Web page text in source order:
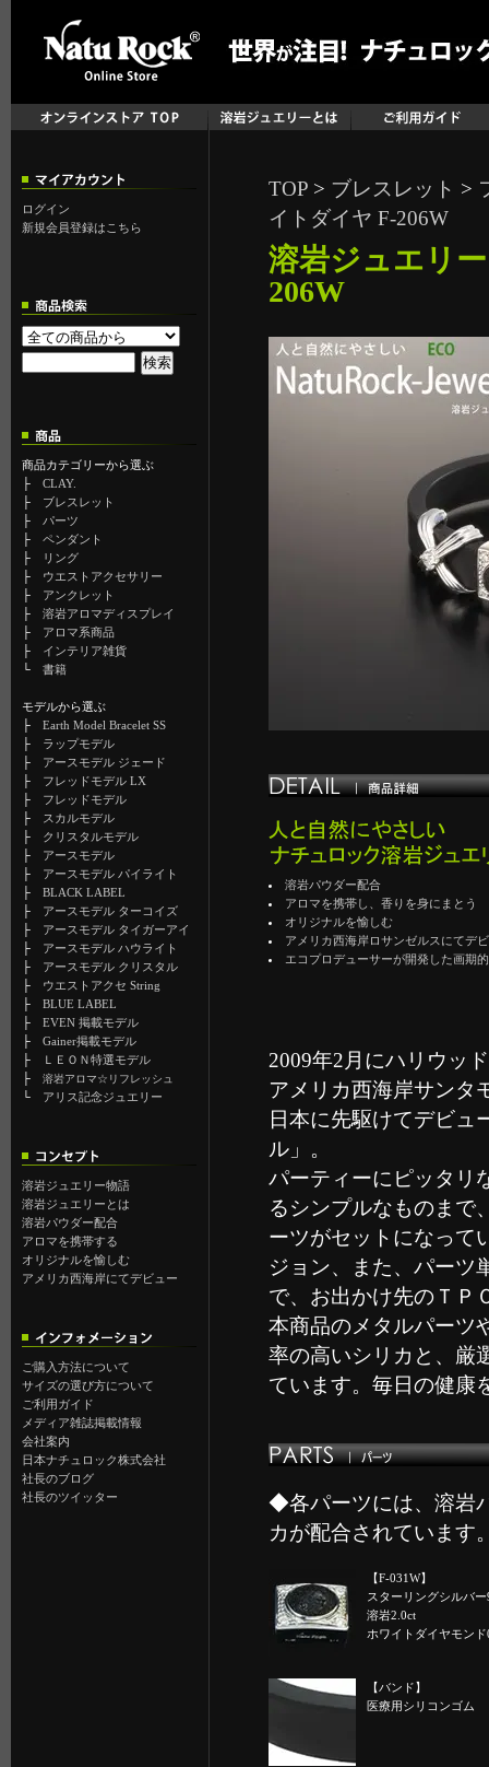
ログイン
新規会員登録はこちら
商品カテゴリーから選ぶ
├ CLAY.
├ ブレスレット
├ パーツ
├ ペンダント
├
リング
├ ウエストアクセサリー
├ アンクレット
├ 溶岩アロマディスプレイ
├ アロマ系商品
├ インテリア雑貨
└ 書籍
モデルから選ぶ
├ Earth Model Bracelet SS
├ ラップモデル
├ アースモデル ジェード
├ フレッドモデル LX
├ フレッドモデル
├ スカルモデル
├ クリスタルモデル
├ アースモデル
├ アースモデル パイライト
├ BLACK LABEL
├ アースモデル ターコイズ
├ アースモデル タイガーアイ
├ アースモデル ハウライト
├ アースモデル クリスタル
├ ウエストアクセ String
├ BLUE LABEL
├ EVEN 掲載モデル
├ Gainer掲載モデル
├
ＬＥＯＮ特選モデル
├ 溶岩アロマ☆リフレッシュ
└ アリス記念ジュエリー
溶岩ジュエリー物語
溶岩ジュエリーとは
溶岩パウダー配合
アロマを携帯する
オリジナルを愉しむ
アメリカ西海岸にてデビュー
ご購入方法について
サイズの選び方について
ご利用ガイド
メディア雑誌掲載情報
会社案内
日本ナチュロック株式会社
社長のブログ
社長のツイッター
TOP > ブレスレット >
イトダイヤ F-206W
溶岩ジュエリ
206W
溶岩パウダー配合
アロマを携帯し、香りを身にまとう
オリジナルを愉しむ
アメリカ西海岸ロサンゼルスにてデ
エコプロデューサーが開発した画期
2009年2月にハリウッ
アメリカ西海岸サンタ
日本に先駆けてデビュ
ル」。
パーティーにピッタリ
るシンプルなものまで
ーツがセットになって
ジョン、また、パーツ
で、お出かけ先のＴＰ
本商品のメタルパーツ
率の高いシリカと、厳
ています。毎日の健康
◆各パーツには、溶岩
カが配合されています
【F-031W】
スターリングシルバー
溶岩2.0ct
ホワイトダイヤモン
【バンド】
医療用シリコンゴム